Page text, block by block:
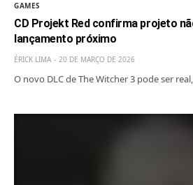
GAMES
CD Projekt Red confirma projeto
lançamento próximo
ÉRICK LIMA 20 DE MARÇO DE 2026
O novo DLC de The Witcher 3 pode ser